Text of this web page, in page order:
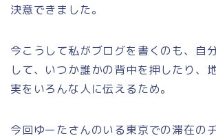
決意できました。
今こうして私がブログを書くのも、自
して、いつか誰かの背中を押したり、
実をいろんな人に伝えるため。
今回ゆーたさんのいる東京での滞在の